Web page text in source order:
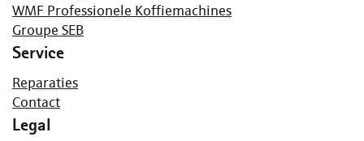
WMF Professionele Koffiemachines
Groupe SEB
Service
Reparaties
Contact
Legal